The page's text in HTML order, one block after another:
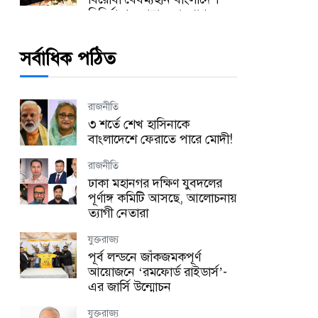
বিনির্মাণের আহ্বান ভারপ্রাপ্ত
সারা বাংলাদেশ
পটুয়াখালীতে যথাযোগ্য মর্যাদায়
যুক্তরাজ্য
হ্যারিঙ্গে কাউন্সিল উৎসবের প্রস্তুতি
সভা অনুষ্ঠিত!
যুক্তরাজ্য
লন্ডনে অবৈধ কর্মীদের বিরুদ্ধে বড়
অভিযান, এক বছরে গ্রেপ্তার ২,১৭২
প্রবাস
মালয়েশিয়ায় তিন বাংলাদেশির
রহস্যজনক মৃত্যু, নিজেদের মধ্যে
মারামারির দাবি পুলিশের
জাতীয়
সর্বাধিক পঠিত
রাজনীতি
৩ শর্তে শেখ হাসিনাকে
বাংলাদেশে ফেরাতে পারে মোদী!
রাজনীতি
ঢাকা মহানগর দক্ষিণ যুবদলের
পূর্ণাঙ্গ কমিটি আসছে, আলোচনায়
ত্যাগী নেতারা
যুক্তরাজ্য
পূর্ব লন্ডনে জাঁকজমকপূর্ণ
আয়োজনে ‘রমফোর্ড রাইডার্স’-
এর জার্সি উন্মোচন
যুক্তরাজ্য